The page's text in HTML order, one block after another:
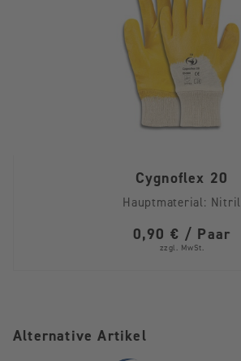
Cygnoflex 20
Hauptmaterial: Nitril
0,90 € / Paar
zzgl. MwSt.
Alternative Artikel